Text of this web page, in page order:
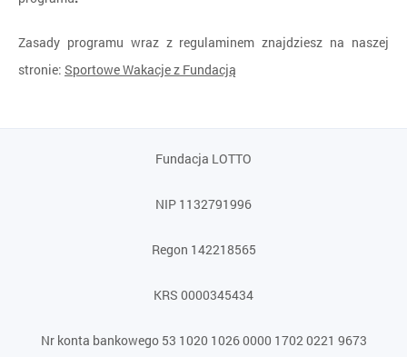
Zasady programu wraz z regulaminem znajdziesz na naszej
stronie: Sportowe Wakacje z Fundacją
Fundacja LOTTO
NIP 1132791996
Regon 142218565
KRS 0000345434
Nr konta bankowego 53 1020 1026 0000 1702 0221 9673